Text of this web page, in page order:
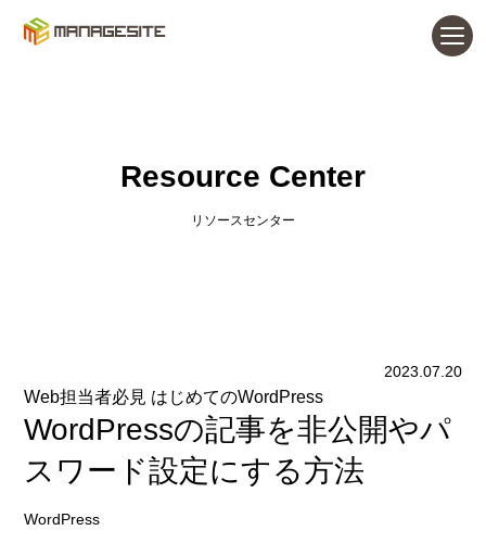
Resource Center
リソースセンター
2023.07.20
Web担当者必見 はじめてのWordPress
WordPressの記事を非公開やパ
スワード設定にする方法
WordPress